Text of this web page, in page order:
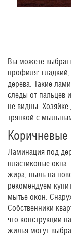
Вы можете
профиля:
дерева. Такие
следы от пальцев
не видны. Хозяйке
тряпкой с
Коричневые
Ламинация под
пластиковые
жира, пыль на
рекомендуем
мытье окон.
Собственники
что конструкции
жилья могут